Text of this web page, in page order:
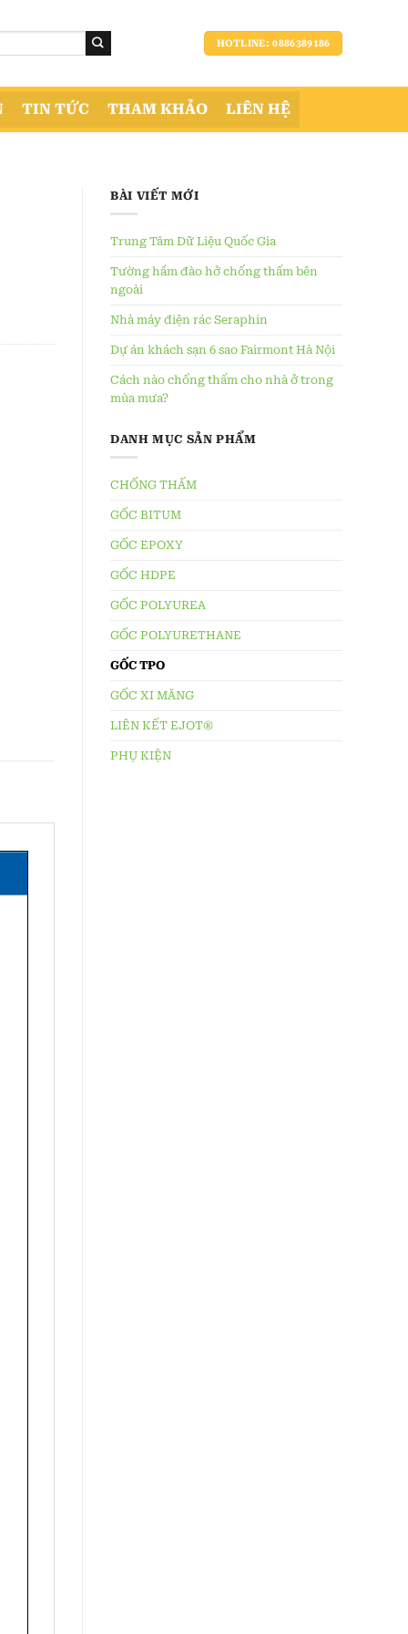
HOTLINE: 0886389186
TIN TỨC THAM KHẢO LIÊN HỆ
BÀI VIẾT MỚI
Trung Tâm Dữ Liệu Quốc Gia
Tường hầm đào hở chống thấm bên
ngoài
Nhà máy điện rác Seraphin
Dự án khách sạn 6 sao Fairmont Hà Nội
Cách nào chống thấm cho nhà ở trong
mùa mưa?
DANH MỤC SẢN PHẨM
CHỐNG THẤM
GỐC BITUM
GỐC EPOXY
GỐC HDPE
GỐC POLYUREA
GỐC POLYURETHANE
GỐC TPO
GỐC XI MĂNG
LIÊN KẾT EJOT®
PHỤ KIỆN